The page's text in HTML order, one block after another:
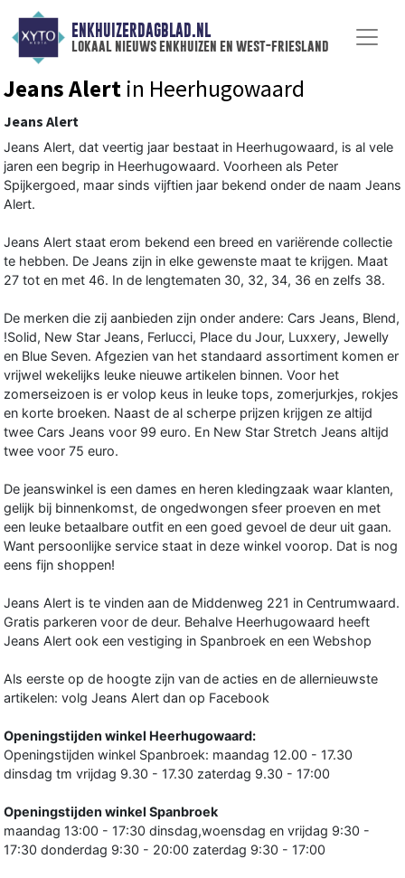
ENKHUIZERDAGBLAD.NL
lokaal nieuws enkhuizen en west-friesland
Jeans Alert in Heerhugowaard
Jeans Alert
Jeans Alert, dat veertig jaar bestaat in Heerhugowaard, is al vele
jaren een begrip in Heerhugowaard. Voorheen als Peter
Spijkergoed, maar sinds vijftien jaar bekend onder de naam Jeans
Alert.
Jeans Alert staat erom bekend een breed en variërende collectie
te hebben. De Jeans zijn in elke gewenste maat te krijgen. Maat
27 tot en met 46. In de lengtematen 30, 32, 34, 36 en zelfs 38.
De merken die zij aanbieden zijn onder andere: Cars Jeans, Blend,
!Solid, New Star Jeans, Ferlucci, Place du Jour, Luxxery, Jewelly
en Blue Seven. Afgezien van het standaard assortiment komen er
vrijwel wekelijks leuke nieuwe artikelen binnen. Voor het
zomerseizoen is er volop keus in leuke tops, zomerjurkjes, rokjes
en korte broeken. Naast de al scherpe prijzen krijgen ze altijd
twee Cars Jeans voor 99 euro. En New Star Stretch Jeans altijd
twee voor 75 euro.
De jeanswinkel is een dames en heren kledingzaak waar klanten,
gelijk bij binnenkomst, de ongedwongen sfeer proeven en met
een leuke betaalbare outfit en een goed gevoel de deur uit gaan.
Want persoonlijke service staat in deze winkel voorop. Dat is nog
eens fijn shoppen!
Jeans Alert is te vinden aan de Middenweg 221 in Centrumwaard.
Gratis parkeren voor de deur. Behalve Heerhugowaard heeft
Jeans Alert ook een vestiging in Spanbroek en een Webshop
Als eerste op de hoogte zijn van de acties en de allernieuwste
artikelen: volg Jeans Alert dan op Facebook
Openingstijden winkel Heerhugowaard:
Openingstijden winkel Spanbroek: maandag 12.00 - 17.30
dinsdag tm vrijdag 9.30 - 17.30 zaterdag 9.30 - 17:00
Openingstijden winkel Spanbroek
maandag 13:00 - 17:30 dinsdag,woensdag en vrijdag 9:30 -
17:30 donderdag 9:30 - 20:00 zaterdag 9:30 - 17:00